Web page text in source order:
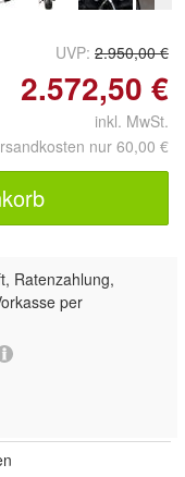
UVP: 2.950,00 €
2.572,50 €
inkl. MwSt.
nur 60,00 €
Ratenzahlung,
per